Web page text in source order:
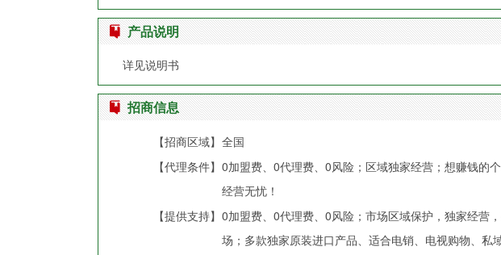
产品说明
详见说明书
招商信息
【招商区域】 全国
【代理条件】 0加盟费、0代理费、0风险；区域独家经营；想赚钱的
经营无忧！
【提供支持】 0加盟费、0代理费、0风险；市场区域保护，独家经营
场；多款独家原装进口产品、适合电销、电视购物、